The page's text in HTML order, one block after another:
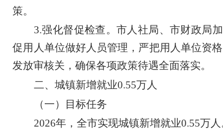
策。
3.强化督促检查。市人社局、市财政局加
促用人单位做好人员管理，严把用人单位资
发放审核关，确保各项政策待遇全面落实。
二、城镇新增就业0.55万人
（一）目标任务
2026年，全市实现城镇新增就业0.55万